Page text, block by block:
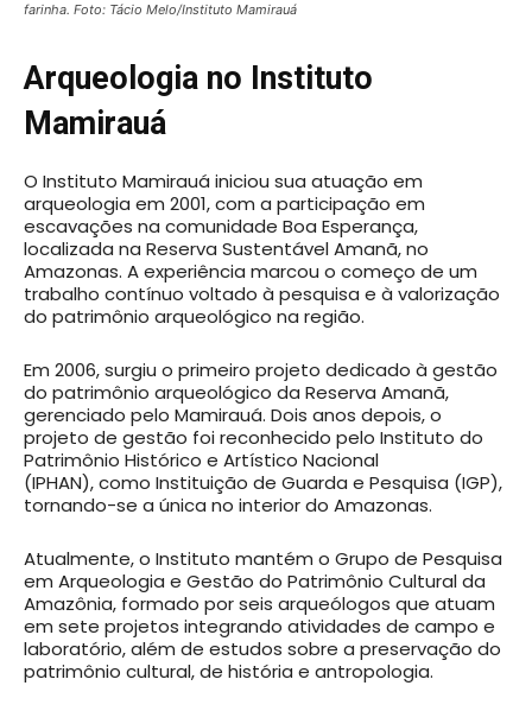
farinha. Foto: Tácio Melo/Instituto Mamirauá
Arqueologia no Instituto
Mamirauá
O Instituto Mamirauá iniciou sua atuação em
arqueologia em 2001, com a participação em
escavações na comunidade Boa Esperança,
localizada na Reserva Sustentável Amanã, no
Amazonas. A experiência marcou o começo de um
trabalho contínuo voltado à pesquisa e à valorização
do patrimônio arqueológico na região.
Em 2006, surgiu o primeiro projeto dedicado à gestão
do patrimônio arqueológico da Reserva Amanã,
gerenciado pelo Mamirauá. Dois anos depois, o
projeto de gestão foi reconhecido pelo Instituto do
Patrimônio Histórico e Artístico Nacional
(IPHAN), como Instituição de Guarda e Pesquisa (IGP),
tornando-se a única no interior do Amazonas.
Atualmente, o Instituto mantém o Grupo de Pesquisa
em Arqueologia e Gestão do Patrimônio Cultural da
Amazônia, formado por seis arqueólogos que atuam
em sete projetos integrando atividades de campo e
laboratório, além de estudos sobre a preservação do
patrimônio cultural, de história e antropologia.